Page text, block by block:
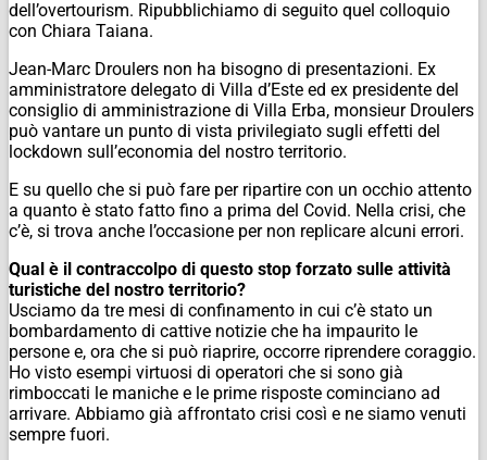
dell’overtourism. Ripubblichiamo di seguito quel colloquio
con Chiara Taiana.
Jean-Marc Droulers non ha bisogno di presentazioni. Ex
amministratore delegato di Villa d’Este ed ex presidente del
consiglio di amministrazione di Villa Erba, monsieur Droulers
può vantare un punto di vista privilegiato sugli effetti del
lockdown sull’economia del nostro territorio.
E su quello che si può fare per ripartire con un occhio attento
a quanto è stato fatto fino a prima del Covid. Nella crisi, che
c’è, si trova anche l’occasione per non replicare alcuni errori.
Qual è il contraccolpo di questo stop forzato sulle attività
turistiche del nostro territorio?
Usciamo da tre mesi di confinamento in cui c’è stato un
bombardamento di cattive notizie che ha impaurito le
persone e, ora che si può riaprire, occorre riprendere coraggio.
Ho visto esempi virtuosi di operatori che si sono già
rimboccati le maniche e le prime risposte cominciano ad
arrivare. Abbiamo già affrontato crisi così e ne siamo venuti
sempre fuori.